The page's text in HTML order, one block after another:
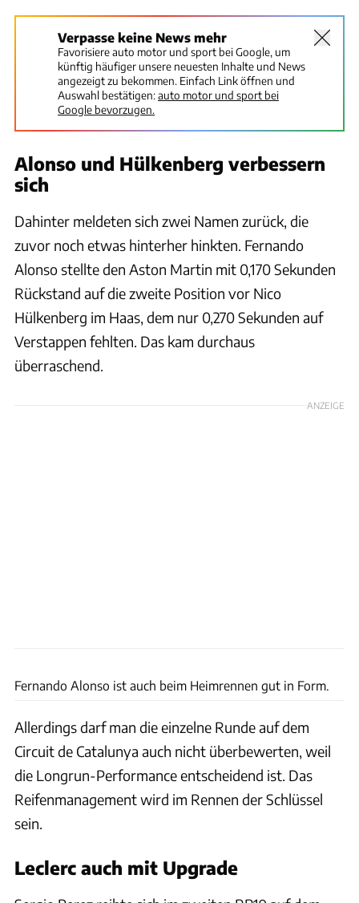
Verpasse keine News mehr
Favorisiere auto motor und sport bei Google, um
künftig häufiger unsere neuesten Inhalte und News
angezeigt zu bekommen. Einfach Link öffnen und
Auswahl bestätigen:auto motor und sport bei
Google bevorzugen.
Alonso und Hülkenberg verbessern
sich
Dahinter meldeten sich zwei Namen zurück, die
zuvor noch etwas hinterher hinkten. Fernando
Alonso stellte den Aston Martin mit 0,170 Sekunden
Rückstand auf die zweite Position vor Nico
Hülkenberg im Haas, dem nur 0,270 Sekunden auf
Verstappen fehlten. Das kam durchaus
überraschend.
ANZEIGE
Fernando Alonso ist auch beim Heimrennen gut in Form.
Allerdings darf man die einzelne Runde auf dem
Circuit de Catalunya auch nicht überbewerten, weil
die Longrun-Performance entscheidend ist. Das
Reifenmanagement wird im Rennen der Schlüssel
sein.
Leclerc auch mit Upgrade